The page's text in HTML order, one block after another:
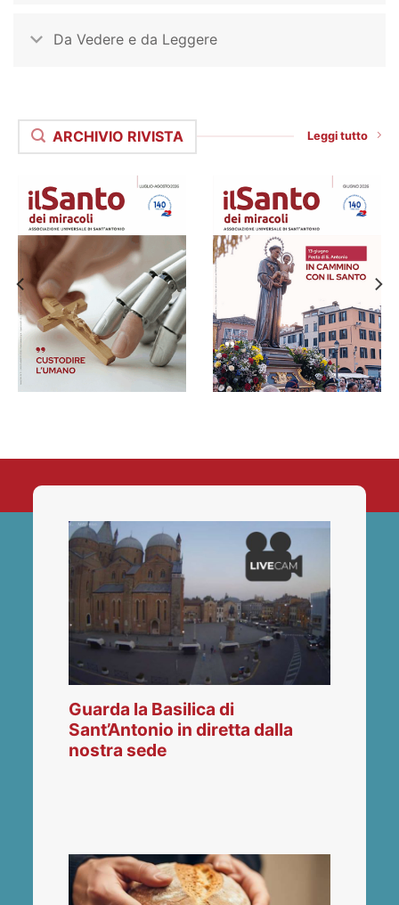
Da Vedere e da Leggere
ARCHIVIO RIVISTA Leggi tutto
Guarda la Basilica di
Sant’Antonio in diretta dalla
nostra sede